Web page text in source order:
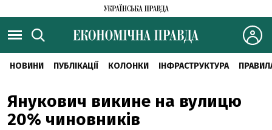
НОВИНИ ПУБЛІКАЦІЇ КОЛОНКИ ІНФРАСТРУКТУРА
Янукович викине на вулицю
20% чиновників